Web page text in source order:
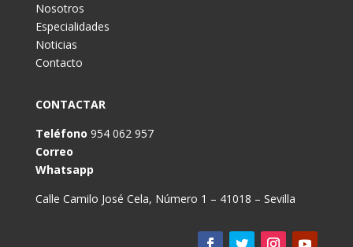
Nosotros
Especialidades
Noticias
Contacto
CONTACTAR
Teléfono 954 062 957
Correo
Whatsapp
Calle Camilo José Cela, Número 1 – 41018 – Sevilla